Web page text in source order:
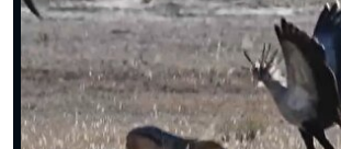
۱۴۰۴
۱۴۰۴
۳ اسفند ۱۴۰۴
۱۴ اسفند ۱۴۰۴
ماه ۱۴۰۴